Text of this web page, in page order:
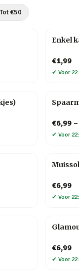
Tot €50
Enkel
€1,99
✔ Voor
€6,99 –
✔ Voor
€6,99
✔ Voor
€6,99
✔ Voor